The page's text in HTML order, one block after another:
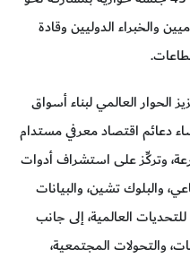
والخبراء الدوليين وقادة
العالمي لبناء أسواق
دعائم اقتصاد معرفي مستدام
وتركِّز على استشراف أدوات
والبلوك تشين، والبيانات
العالمية، إلى جانب
والتحولات المجتمعية،